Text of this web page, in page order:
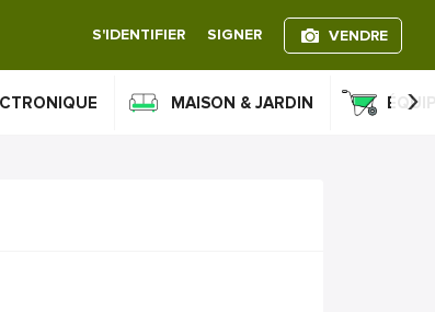
S'IDENTIFIER SIGNER VENDRE
MAISON & JARDIN ›